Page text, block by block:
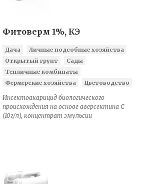
Фитоверм 1%, КЭ
Дача
Личные подсобные хозяйства
Открытый грунт
Сады
Тепличные комбинаты
Фермерские хозяйства
Цветоводство
Инсектоакарицид биологического
происхождения на основе аверсектина С
(10г/л), концентрат эмульсии